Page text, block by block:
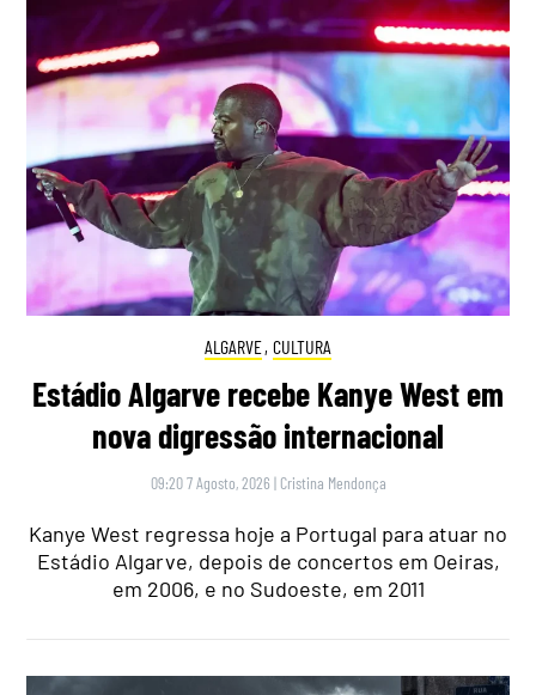
ALGARVE, CULTURA
Estádio Algarve recebe Kanye West em
nova digressão internacional
09:20 7 Agosto, 2026 | Cristina Mendonça
Kanye West regressa hoje a Portugal para atuar no
Estádio Algarve, depois de concertos em Oeiras,
em 2006, e no Sudoeste, em 2011